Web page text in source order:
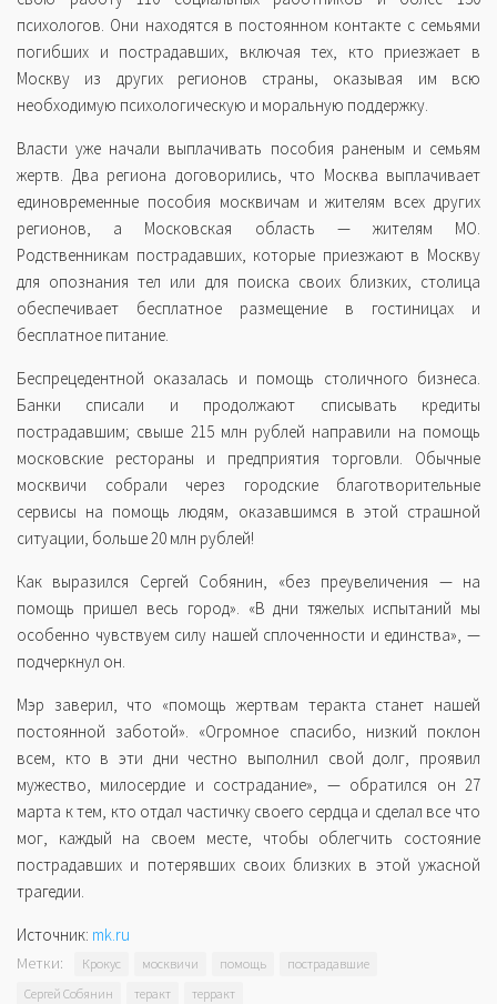
психологов. Они находятся в постоянном контакте с семьями
погибших и пострадавших, включая тех, кто приезжает в
Москву из других регионов страны, оказывая им всю
необходимую психологическую и моральную поддержку.
Власти уже начали выплачивать пособия раненым и семьям
жертв. Два региона договорились, что Москва выплачивает
единовременные пособия москвичам и жителям всех других
регионов, а Московская область — жителям МО.
Родственникам пострадавших, которые приезжают в Москву
для опознания тел или для поиска своих близких, столица
обеспечивает бесплатное размещение в гостиницах и
бесплатное питание.
Беспрецедентной оказалась и помощь столичного бизнеса.
Банки списали и продолжают списывать кредиты
пострадавшим; свыше 215 млн рублей направили на помощь
московские рестораны и предприятия торговли. Обычные
москвичи собрали через городские благотворительные
сервисы на помощь людям, оказавшимся в этой страшной
ситуации, больше 20 млн рублей!
Как выразился Сергей Собянин, «без преувеличения — на
помощь пришел весь город». «В дни тяжелых испытаний мы
особенно чувствуем силу нашей сплоченности и единства», —
подчеркнул он.
Мэр заверил, что «помощь жертвам теракта станет нашей
постоянной заботой». «Огромное спасибо, низкий поклон
всем, кто в эти дни честно выполнил свой долг, проявил
мужество, милосердие и сострадание», — обратился он 27
марта к тем, кто отдал частичку своего сердца и сделал все что
мог, каждый на своем месте, чтобы облегчить состояние
пострадавших и потерявших своих близких в этой ужасной
трагедии.
Источник: mk.ru
Метки: Крокус москвичи помощь
пострадавшие
Сергей Собянин
теракт терракт